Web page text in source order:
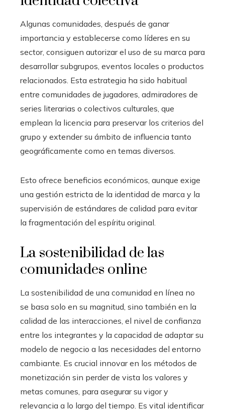
Algunas comunidades, después de ganar
importancia y establecerse como líderes en su
sector, consiguen autorizar el uso de su marca para
desarrollar subgrupos, eventos locales o productos
relacionados. Esta estrategia ha sido habitual
entre comunidades de jugadores, admiradores de
series literarias o colectivos culturales, que
emplean la licencia para preservar los criterios del
grupo y extender su ámbito de influencia tanto
geográficamente como en temas diversos.
Esto ofrece beneficios económicos, aunque exige
una gestión estricta de la identidad de marca y la
supervisión de estándares de calidad para evitar
la fragmentación del espíritu original.
La sostenibilidad de las
comunidades online
La sostenibilidad de una comunidad en línea no
se basa solo en su magnitud, sino también en la
calidad de las interacciones, el nivel de confianza
entre los integrantes y la capacidad de adaptar su
modelo de negocio a las necesidades del entorno
cambiante. Es crucial innovar en los métodos de
monetización sin perder de vista los valores y
metas comunes, para asegurar su vigor y
relevancia a lo largo del tiempo. Es vital identificar